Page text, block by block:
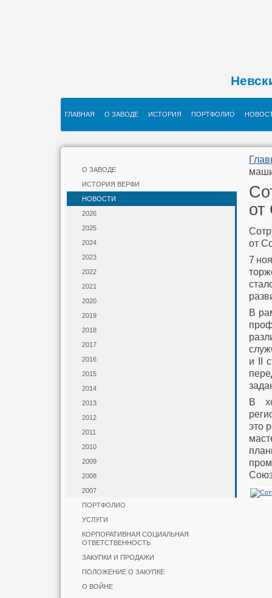
ГЛАВНАЯ О ЗАВОДЕ ИСТОРИЯ ПОРТФОЛИО
О ЗАВОДЕ
ИСТОРИЯ ВЕРФИ
НОВОСТИ
2026
2025
2024
2023
2022
2021
2020
2019
2018
2017
2016
2015
2014
2013
2012
2011
2010
2009
2008
2007
ПОРТФОЛИО
УСЛУГИ
КОРПОРАТИВНАЯ СОЦИАЛЬНАЯ
ОТВЕТСТВЕННОСТЬ
ЗАКУПКИ И ПРОДАЖИ
ПОЛОЖЕНИЕ О ЗАКУПКЕ
О ВОЙНЕ
от
от
7
В
и II
В
это